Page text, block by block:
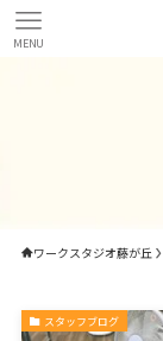
MENU
ワークスタジオ藤が丘
スタッフブログ